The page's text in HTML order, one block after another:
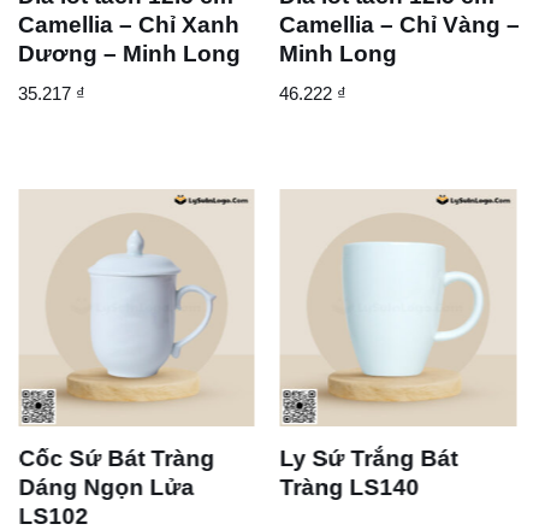
Camellia – Chỉ Xanh
Dương – Minh Long
35.217 ₫
Camellia – Chỉ Vàng –
Minh Long
46.222 ₫
Cốc Sứ Bát Tràng
Dáng Ngọn Lửa
LS102
Ly Sứ Trắng Bát
Tràng LS140